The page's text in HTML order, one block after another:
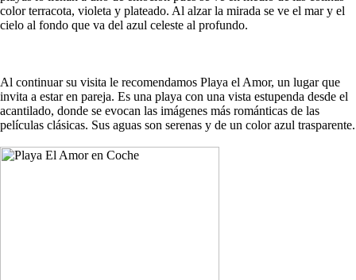
color terracota, violeta y plateado. Al alzar la mirada se ve el mar y el
cielo al fondo que va del azul celeste al profundo.
Al continuar su visita le recomendamos Playa el Amor, un lugar que
invita a estar en pareja. Es una playa con una vista estupenda desde el
acantilado, donde se evocan las imágenes más románticas de las
películas clásicas. Sus aguas son serenas y de un color azul trasparente.